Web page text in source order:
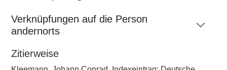
Verknüpfungen auf die Person
andernorts
Zitierweise